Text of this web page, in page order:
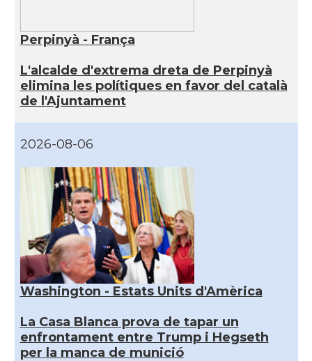
Perpinyà - França
L'alcalde d'extrema dreta de Perpinyà
elimina les polítiques en favor del català
de l'Ajuntament
2026-08-06
Washington - Estats Units d'Amèrica
La Casa Blanca prova de tapar un
enfrontament entre Trump i Hegseth
per la manca de munició